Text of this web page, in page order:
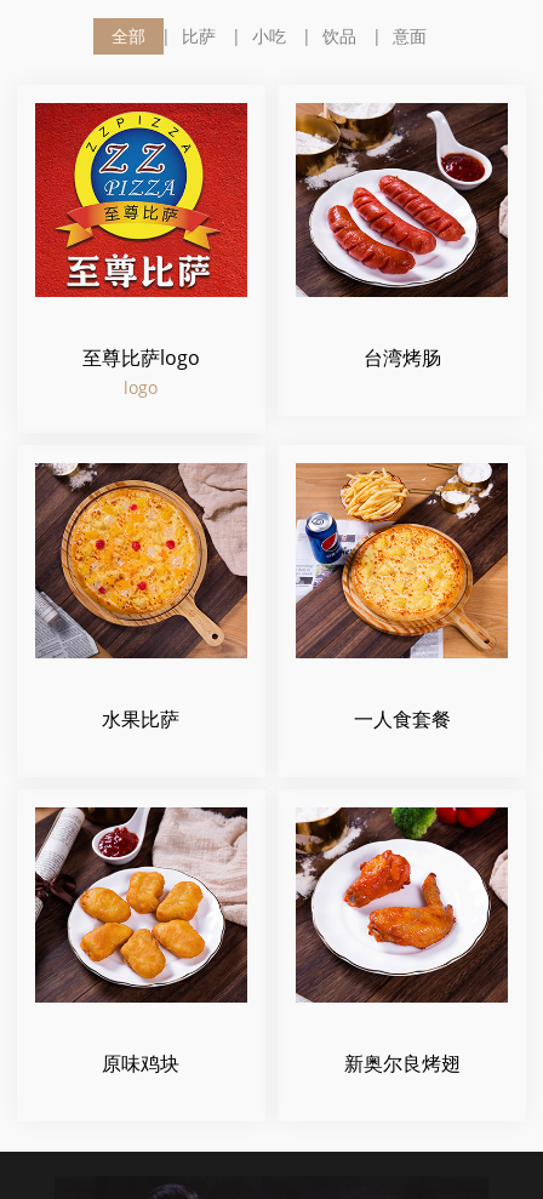
全部 比萨 小吃 饮品 意面
至尊比萨logo
logo
台湾烤肠
水果比萨 一人食套餐
原味鸡块 新奥尔良烤翅